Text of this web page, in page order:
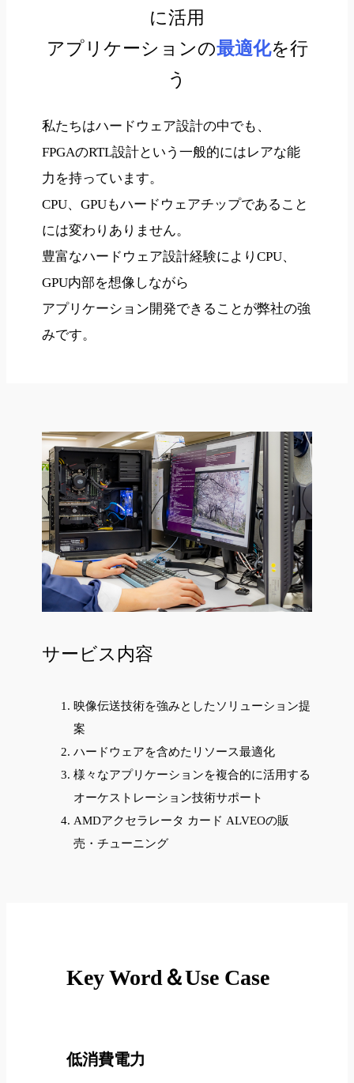
に活用
アプリケーションの最適化を行
う
私たちはハードウェア設計の中でも、
FPGAのRTL設計という一般的にはレアな能
力を持っています。
CPU、GPUもハードウェアチップであること
には変わりありません。
豊富なハードウェア設計経験によりCPU、
GPU内部を想像しながら
アプリケーション開発できることが弊社の強
みです。
サービス内容
映像伝送技術を強みとしたソリューション提
案
ハードウェアを含めたリソース最適化
様々なアプリケーションを複合的に活用する
オーケストレーション技術サポート
AMDアクセラレータ カード ALVEOの販
売・チューニング
Key Word＆Use Case
低消費電力